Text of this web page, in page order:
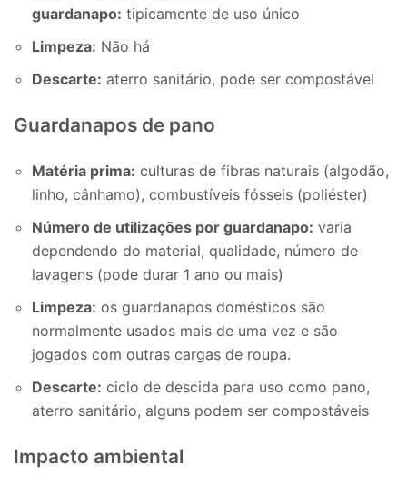
guardanapo: tipicamente de uso único
Limpeza: Não há
Descarte: aterro sanitário, pode ser compostável
Guardanapos de pano
Matéria prima: culturas de fibras naturais (algodão,
linho, cânhamo), combustíveis fósseis (poliéster)
Número de utilizações por guardanapo: varia
dependendo do material, qualidade, número de
lavagens (pode durar 1 ano ou mais)
Limpeza: os guardanapos domésticos são
normalmente usados ​​mais de uma vez e são
jogados com outras cargas de roupa.
Descarte: ciclo de descida para uso como pano,
aterro sanitário, alguns podem ser compostáveis
Impacto ambiental